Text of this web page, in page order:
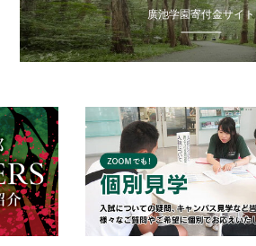
廣池学園寄付金サイト